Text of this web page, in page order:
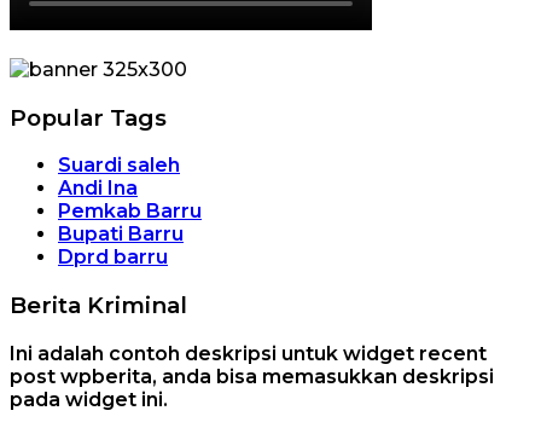
Popular Tags
Suardi saleh
Andi Ina
Pemkab Barru
Bupati Barru
Dprd barru
Berita Kriminal
Ini adalah contoh deskripsi untuk widget recent
post wpberita, anda bisa memasukkan deskripsi
pada widget ini.